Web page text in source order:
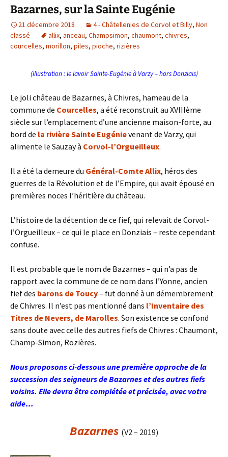
Bazarnes, sur la Sainte Eugénie
21 décembre 2018 4 - Châtellenies de Corvol et Billy, Non
classé
allix, anceau, Champsimon, chaumont, chivres,
courcelles, morillon, piles, pioche, rizières
(Illustration : le lavoir Sainte-Eugénie à Varzy – hors Donziais)
Le joli château de Bazarnes, à Chivres, hameau de la
commune de Courcelles, a été reconstruit au XVIIIème
siècle sur l’emplacement d’une ancienne maison-forte, au
bord de la rivière Sainte Eugénievenant de Varzy, qui
alimente le Sauzay à Corvol-l’Orgueilleux.
Il a été la demeure du Général-Comte Allix, héros des
guerres de la Révolution et de l’Empire, qui avait épousé en
premières noces l’héritière du château.
L’histoire de la détention de ce fief, qui relevait de Corvol-
l’Orgueilleux – ce qui le place en Donziais – reste cependant
confuse.
Il est probable que le nom de Bazarnes – qui n’a pas de
rapport avec la commune de ce nom dans l’Yonne, ancien
fief des barons de Toucy– fut donné à un démembrement
de Chivres. Il n’est pas mentionné dans l’Inventaire des
Titres de Nevers, de Marolles. Son existence se confond
sans doute avec celle des autres fiefs de Chivres : Chaumont,
Champ-Simon, Rozières.
Nous proposons ci-dessous une première approche de la
succession des seigneurs de Bazarnes et des autres fiefs
voisins. Elle devra être complétée et précisée, avec votre
aide…
Bazarnes (V2 – 2019)